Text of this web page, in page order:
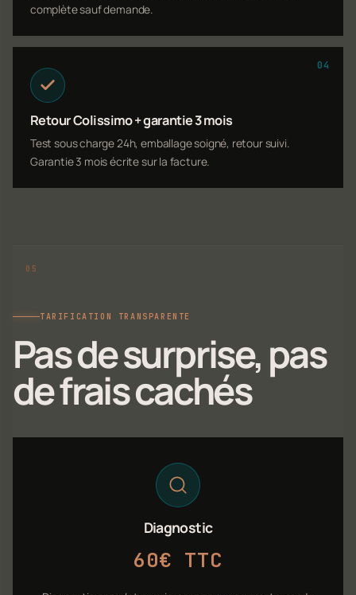
complète sauf demande.
04
Retour Colissimo + garantie 3 mois
Test sous charge 24h, emballage soigné, retour suivi.
Garantie 3 mois écrite sur la facture.
TARIFICATION TRANSPARENTE
Pas de surprise, pas
de frais cachés
Diagnostic
60€ TTC